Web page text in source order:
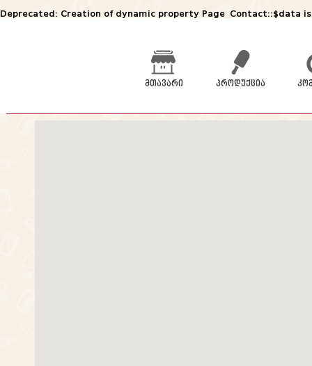
Deprecated: Creation of dynamic property Page_Contact::$data
მთავარი პროდუქცია